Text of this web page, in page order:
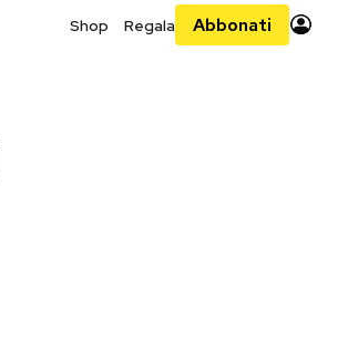
Shop Regala Abbonati